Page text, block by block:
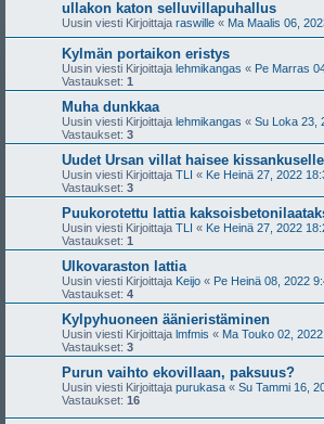
ullakon katon selluvillapuhallus
Uusin viesti Kirjoittaja raswille « Ma Maalis 06,
Kylmän portaikon eristys
Uusin viesti Kirjoittaja lehmikangas « Pe Marras
Vastaukset: 1
Muha dunkkaa
Uusin viesti Kirjoittaja lehmikangas « Su Loka 23,
Vastaukset: 3
Uudet Ursan villat haisee kissankuselle
Uusin viesti Kirjoittaja TLI « Ke Heinä 27, 2022
Vastaukset: 3
Puukorotettu lattia
Uusin viesti Kirjoittaja TLI « Ke Heinä 27, 2022
Vastaukset: 1
Ulkovaraston lattia
Uusin viesti Kirjoittaja Keijo « Pe Heinä 08, 2022
Vastaukset: 4
Kylpyhuoneen äänieristäminen
Uusin viesti Kirjoittaja lmfmis « Ma Touko 02,
Vastaukset: 3
Purun vaihto ekovillaan, paksuus?
Uusin viesti Kirjoittaja purukasa « Su Tammi 16,
Vastaukset: 16